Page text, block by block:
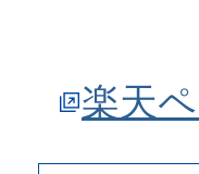
楽天